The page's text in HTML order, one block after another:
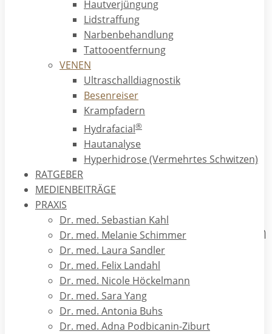
Hautverjüngung
Lidstraffung
Narbenbehandlung
Tattooentfernung
VENEN
Ultraschalldiagnostik
Besenreiser
Krampfadern
Hydrafacial®
Hautanalyse
Hyperhidrose (Vermehrtes Schwitzen)
RATGEBER
MEDIENBEITRÄGE
PRAXIS
Dr. med. Sebastian Kahl
Dr. med. Melanie Schimmer
Dr. med. Laura Sandler
Dr. med. Felix Landahl
Dr. med. Nicole Höckelmann
Dr. med. Sara Yang
Dr. med. Antonia Buhs
Dr. med. Adna Podbicanin-Ziburt
Wie entstehen Besenreiser?
Die Veranlagung zur Ausbildung von Besenreisern ist erblich
bedingt. Besenreiser entstehen z.B. unter dem Einfluss
weiblicher Geschlechtshormone während oder nach der
Pubertät und können durch Schwangerschaften zusätzlich
gefördert werden. Sie bilden sich bevorzugt an den
Außenseiten der Oberschenkel, können aber auch
flächenhaft am gesamten Bein auftreten.
Können Besenreiser Beschwerden
verursachen?
Besenreiser stellen für die Betroffenen in erster Linie eine
optische Störung dar. In wenigen Fällen können sie, bei
Frauen insbesondere während der Periode, leichte